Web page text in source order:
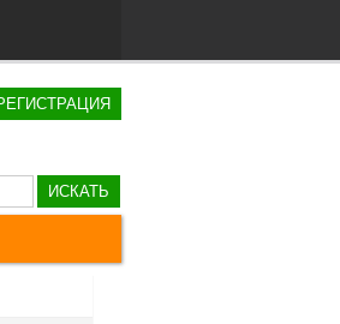
ИСКАТЬ